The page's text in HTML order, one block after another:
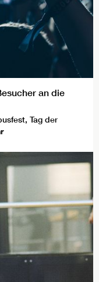
an die
Tag der